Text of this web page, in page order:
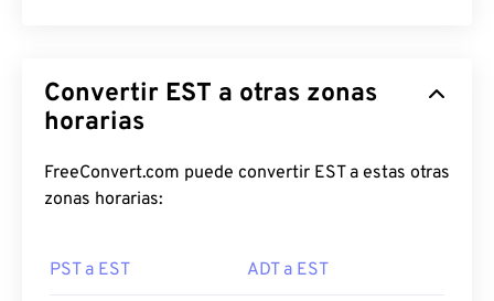
Convertir EST a otras zonas
horarias
FreeConvert.com puede convertir EST a estas otras
zonas horarias:
PST a EST ADT a EST